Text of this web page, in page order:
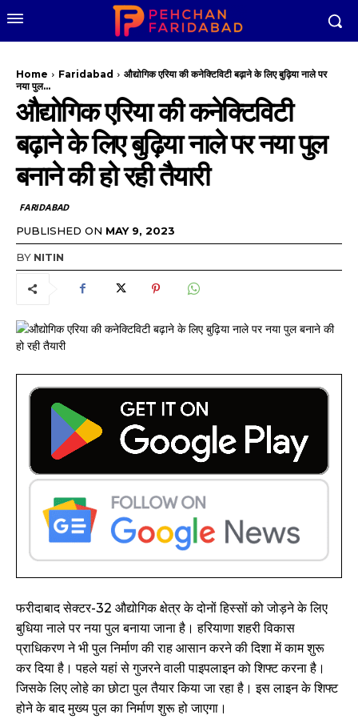
Home Faridabad
औद्योगिक एरिया की कनेक्टिविटी बढ़ाने के लिए बुढ़िया नाले पर
नया पुल...
औद्योगिक एरिया की कनेक्टिविटी
बढ़ाने के लिए बुढ़िया नाले पर नया पुल
बनाने की हो रही तैयारी
FARIDABAD
PUBLISHED ON MAY 9, 2023
BY NITIN
फरीदाबाद सेक्टर-32 औद्योगिक क्षेत्र के दोनों हिस्सों को जोड़ने के लिए
बुधिया नाले पर नया पुल बनाया जाना है। हरियाणा शहरी विकास
प्राधिकरण ने भी पुल निर्माण की राह आसान करने की दिशा में काम शुरू
कर दिया है। पहले यहां से गुजरने वाली पाइपलाइन को शिफ्ट करना है।
जिसके लिए लोहे का छोटा पुल तैयार किया जा रहा है। इस लाइन के शिफ्ट
होने के बाद मुख्य पुल का निर्माण शुरू हो जाएगा।